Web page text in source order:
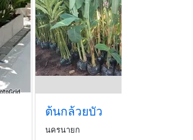
ต้นกล้วยบัว
นครนายก